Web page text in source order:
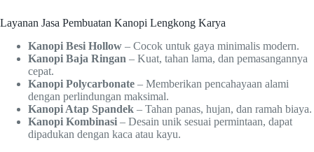
Layanan Jasa Pembuatan Kanopi Lengkong Karya
Kanopi Besi Hollow – Cocok untuk gaya minimalis modern.
Kanopi Baja Ringan – Kuat, tahan lama, dan pemasangannya
cepat.
Kanopi Polycarbonate – Memberikan pencahayaan alami
dengan perlindungan maksimal.
Kanopi Atap Spandek – Tahan panas, hujan, dan ramah biaya.
Kanopi Kombinasi – Desain unik sesuai permintaan, dapat
dipadukan dengan kaca atau kayu.